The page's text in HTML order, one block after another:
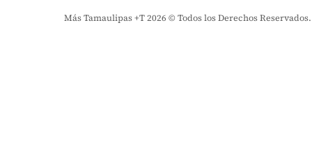
Más Tamaulipas +T 2026 © Todos los Derechos